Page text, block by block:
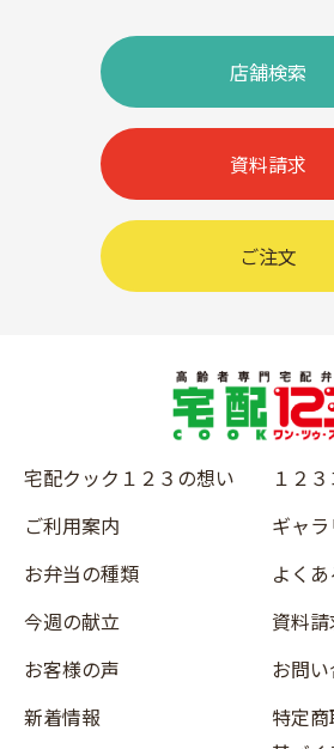
店舗検索
資料請求
ご注文
宅配クック１２３の想い
ご利用案内
お弁当の種類
今週の献立
お客様の声
新着情報
１２
ギャラ
よく
資料請
お問
特定